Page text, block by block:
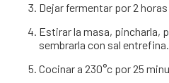
Dejar fermentar por 2
Estirar la masa, pincharla,
sembrarla con sal entrefina.
Cocinar a 230°c por 25